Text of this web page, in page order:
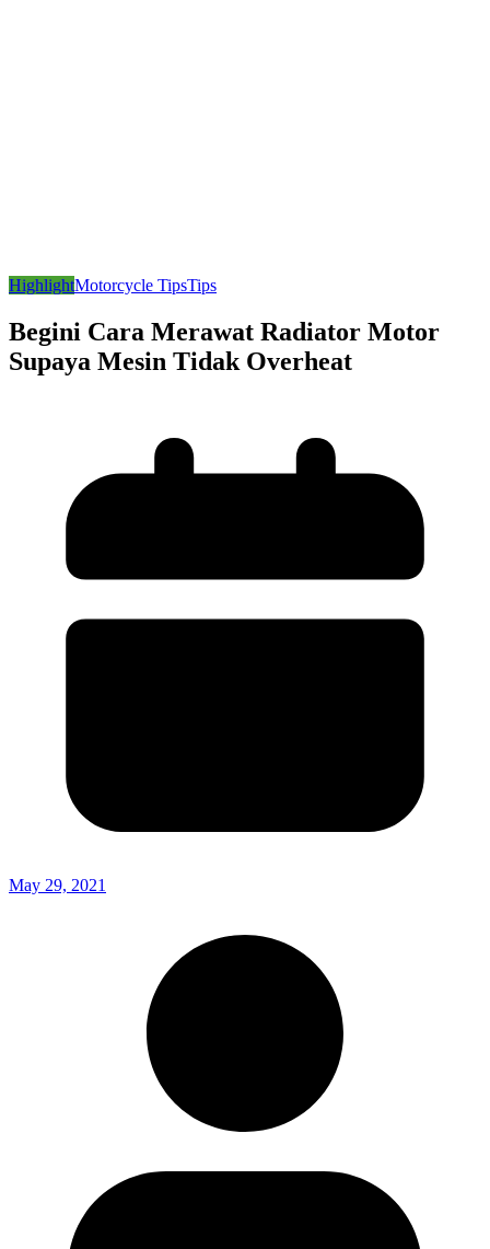
HighlightMotorcycle TipsTips
Begini Cara Merawat Radiator Motor
Supaya Mesin Tidak Overheat
May 29, 2021